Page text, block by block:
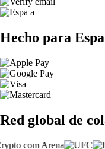
Hecho para
Red global de